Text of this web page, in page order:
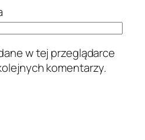
w tej przeglądarce
komentarzy.